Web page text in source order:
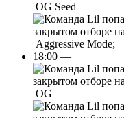
OG Seed —
Aggressive Mode;
18:00 —
OG —